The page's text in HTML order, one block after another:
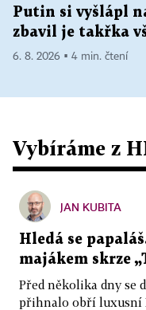
Putin si vyšlápl
zbavil je takřka
6. 8. 2026 ▪ 4 min. čtení
Vybíráme z
JAN KUBITA
Hledá se
majákem skrze
Před několika dny se
přihnalo obří luxusní